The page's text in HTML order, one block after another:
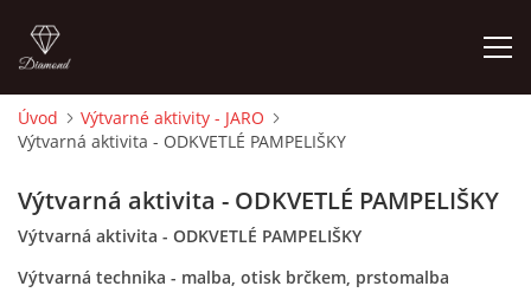
ÚVOD
O MĚ
FOTOALBUM
Úvod
Výtvarné aktivity - JARO
Výtvarná aktivita - ODKVETLÉ PAMPELIŠKY
Výtvarná aktivita - ODKVETLÉ PAMPELIŠKY
Výtvarná aktivita - ODKVETLÉ PAMPELIŠKY
Výtvarná technika - malba, otisk brčkem, prstomalba